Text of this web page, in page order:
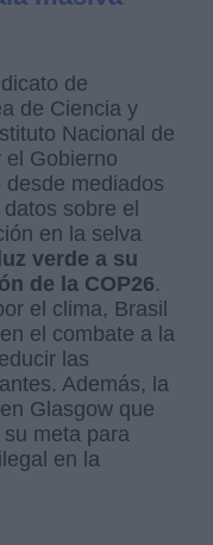
de
de Ciencia y
Nacional de
Gobierno
mediados
sobre el
en la selva
verde a su
de la COP26.
el clima, Brasil
el combate a la
las
Además, la
Glasgow que
meta para
en la